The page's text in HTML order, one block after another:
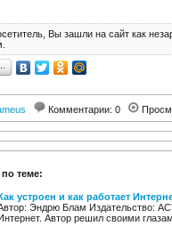
Вы зашли на сайт как
Комментарии: 0
теме:
устроен и как работает
Эндрю Блам Издательство:
Автор решил своими